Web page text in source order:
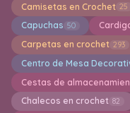
Camisetas en Crochet 25
Capuchas 50
Carpetas en crochet 293
Centro de Mesa
Cestas de
Chalecos en crochet 82